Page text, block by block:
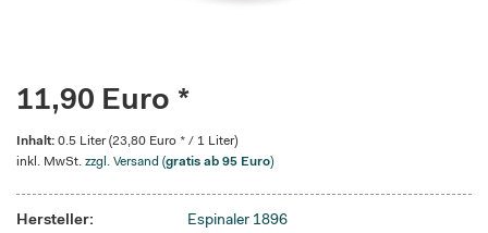
11,90 Euro *
Inhalt: 0.5 Liter (23,80 Euro * / 1 Liter)
inkl. MwSt. zzgl. Versand (gratis ab 95 Euro)
Hersteller:
Espinaler 1896